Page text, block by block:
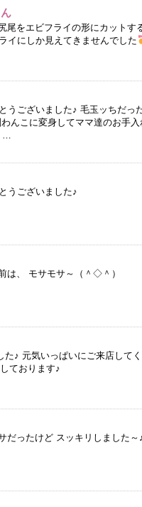
尾をエビフライの形にカットす
イにしか見えてきませんでした
うございました♪ 毛玉ッちだっ
わんこに変身してママ達のお手
…
うございました♪
は、 モサモサ～（＾◇＾）
た♪ 元気いっぱいにご来店して
ております♪
だったけど スッキリしました～